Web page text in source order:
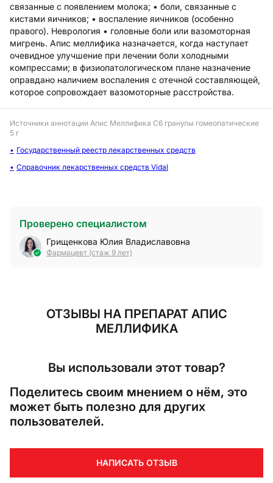
связанные с появлением молока; • боли, связанные с
кистами яичников; • воспаление яичников (особенно
правого). Неврология • головные боли или вазомоторная
мигрень. Апис меллифика назначается, когда наступает
очевидное улучшение при лечении боли холодными
компрессами; в физиопатологическом плане назначение
оправдано наличием воспаления с отечной составляющей,
которое сопровождает вазомоторные расстройства.
Источники аннотации Апис Меллифика С6 гранулы гомеопатические
5 г
Государственный реестр лекарственных средств
Справочник лекарственных средств Vidal
Проверено специалистом
Грищенкова Юлия Владиславовна
Фармацевт (стаж 9 лет)
ОТЗЫВЫ НА ПРЕПАРАТ АПИС
МЕЛЛИФИКА
Вы использовали этот товар?
Поделитесь своим мнением о нём, это
может быть полезно для других
пользователей.
НАПИСАТЬ ОТЗЫВ